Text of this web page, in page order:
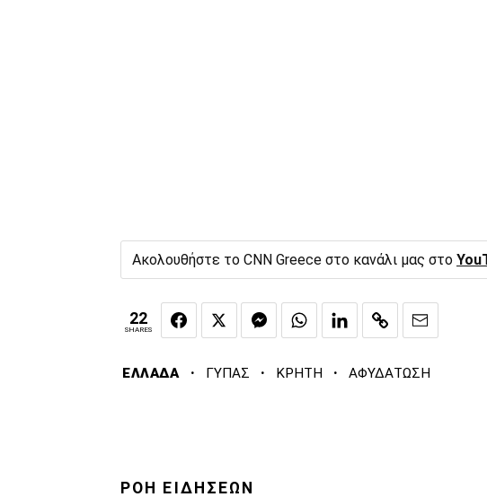
Ακολουθήστε το CNN Greece στο κανάλι μας στο
22
SHARES
ΕΛΛΑΔΑ · ΓΥΠΑΣ · ΚΡΗΤΗ · ΑΦΥΔΑΤΩΣΗ
ΡΟΗ ΕΙΔΗΣΕΩΝ